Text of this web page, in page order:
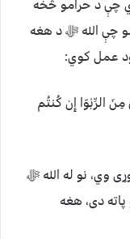
چې د حرامو څخه
چې الله ﷻ د هغه
عمل کوي:
مِنَ الرِّبٰوٓا إِن كُنتُم
وي، نو له الله ﷻ
دى، هغه